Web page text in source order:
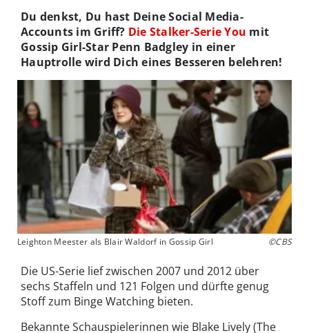
Du denkst, Du hast Deine Social Media-
Accounts im Griff? Die Stalker-Serie You mit
Gossip Girl-Star Penn Badgley in einer
Hauptrolle wird Dich eines Besseren belehren!
Leighton Meester als Blair Waldorf in Gossip Girl ©CBS
Die US-Serie lief zwischen 2007 und 2012 über
sechs Staffeln und 121 Folgen und dürfte genug
Stoff zum Binge Watching bieten.
Bekannte Schauspielerinnen wie Blake Lively (The